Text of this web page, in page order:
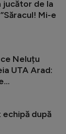
jucător de la
Mi-e
Neluțu
UTA Arad:
echipă după